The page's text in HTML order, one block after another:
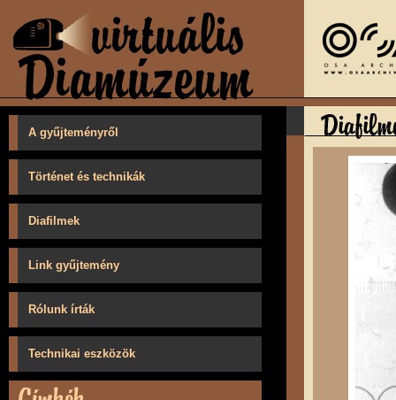
A gyűjteményről
Történet és technikák
Diafilmek
Link gyűjtemény
Rólunk írták
Technikai eszközök